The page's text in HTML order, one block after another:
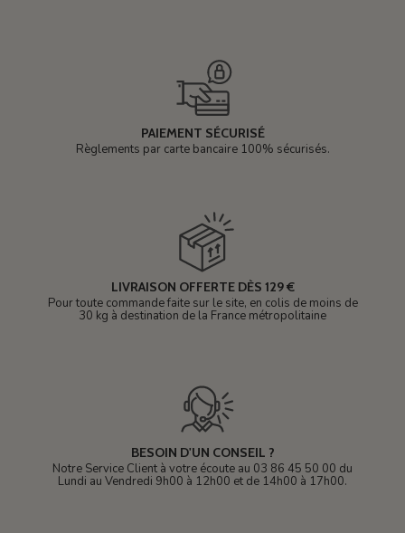
PAIEMENT SÉCURISÉ
Règlements par carte bancaire 100% sécurisés.
LIVRAISON OFFERTE DÈS 129 €
Pour toute commande faite sur le site, en colis de moins de
30 kg à destination de la France métropolitaine
BESOIN D'UN CONSEIL ?
Notre Service Client à votre écoute au 03 86 45 50 00 du
Lundi au Vendredi 9h00 à 12h00 et de 14h00 à 17h00.